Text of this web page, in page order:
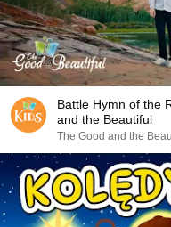
Battle Hymn of the
and the Beautiful
The Good and the